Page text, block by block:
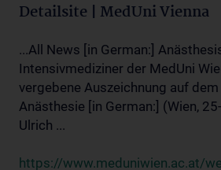
Detailsite | MedUni Vienna
...All News [in German:]
Intensivmediziner der MedUni
vergebene Auszeichnung auf
Anästhesie [in German:] (Wien,
Ulrich ...
https://www.meduniwien.ac.at/